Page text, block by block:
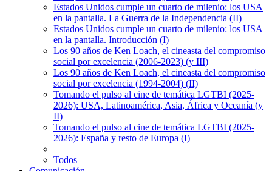
Estados Unidos cumple un cuarto de milenio: los USA
en la pantalla. La Guerra de la Independencia (II)
Estados Unidos cumple un cuarto de milenio: los USA
en la pantalla. Introducción (I)
Los 90 años de Ken Loach, el cineasta del compromiso
social por excelencia (2006-2023) (y III)
Los 90 años de Ken Loach, el cineasta del compromiso
social por excelencia (1994-2004) (II)
Tomando el pulso al cine de temática LGTBI (2025-
2026): USA, Latinoamérica, Asia, África y Oceanía (y
II)
Tomando el pulso al cine de temática LGTBI (2025-
2026): España y resto de Europa (I)
Todos